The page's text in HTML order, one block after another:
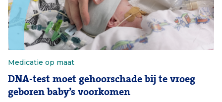
Medicatie op maat
DNA-test moet gehoorschade bij te vroeg
geboren baby’s voorkomen